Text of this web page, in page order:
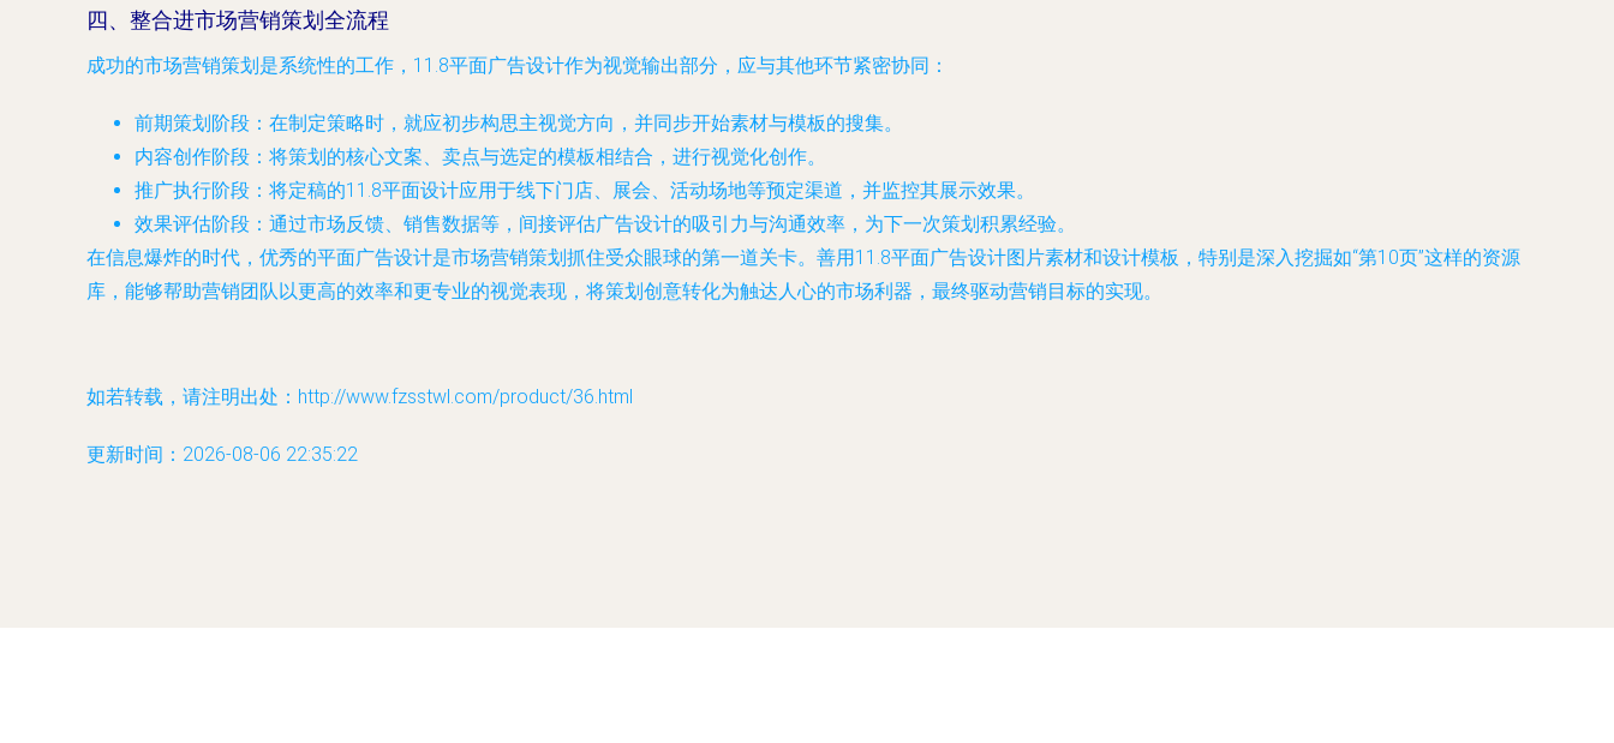
四、整合进市场营销策划全流程
成功的市场营销策划是系统性的工作，11.8平面广告设计作为视觉输出部分，应与其他环节紧密协同：
前期策划阶段 ：在制定策略时，就应初步构思主视觉方向，并同步开始素材与模板的搜集。
内容创作阶段 ：将策划的核心文案、卖点与选定的模板相结合，进行视觉化创作。
推广执行阶段 ：将定稿的11.8平面设计应用于线下门店、展会、活动场地等预定渠道，并监控其展示效果。
效果评估阶段 ：通过市场反馈、销售数据等，间接评估广告设计的吸引力与沟通效率，为下一次策划积累经验。
在信息爆炸的时代，优秀的平面广告设计是市场营销策划抓住受众眼球的第一道关卡。善用11.8平面广告设计图片素材和设计模板，特别是深入挖掘如“第10页”这样的资源
库，能够帮助营销团队以更高的效率和更专业的视觉表现，将策划创意转化为触达人心的市场利器，最终驱动营销目标的实现。
如若转载，请注明出处：http://www.fzsstwl.com/product/36.html
更新时间：2026-08-06 22:35:22